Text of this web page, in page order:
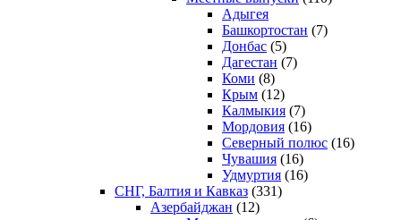
Адыгея
Башкортостан (7)
Донбас (5)
Дагестан (7)
Коми (8)
Крым (12)
Калмыкия (7)
Мордовия (16)
Северный полюс (16)
Чувашия (16)
Удмуртия (16)
СНГ, Балтия и Кавказ (331)
Азербайджан (12)